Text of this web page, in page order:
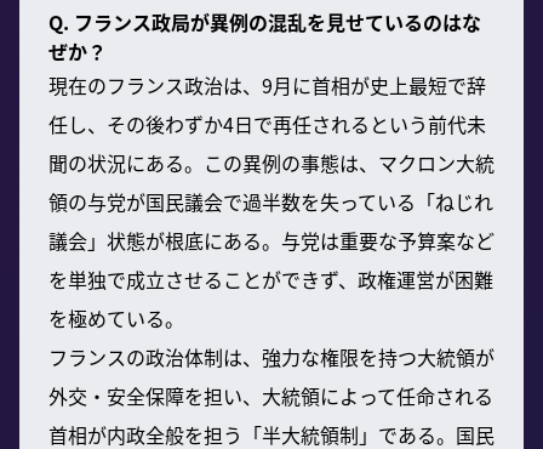
Q. フランス政局が異例の混乱を見せているのはな
ぜか？
現在のフランス政治は、9月に首相が史上最短で辞
任し、その後わずか4日で再任されるという前代未
聞の状況にある。この異例の事態は、マクロン大統
領の与党が国民議会で過半数を失っている「ねじれ
議会」状態が根底にある。与党は重要な予算案など
を単独で成立させることができず、政権運営が困難
を極めている。
フランスの政治体制は、強力な権限を持つ大統領が
外交・安全保障を担い、大統領によって任命される
首相が内政全般を担う「半大統領制」である。国民